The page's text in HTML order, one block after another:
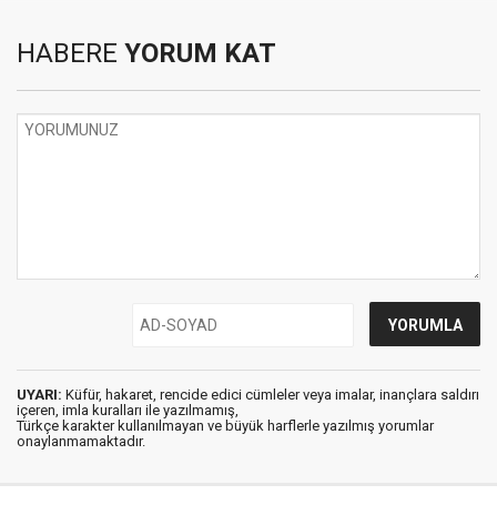
HABERE YORUM KAT
UYARI: Küfür, hakaret, rencide edici cümleler veya imalar, inançlara saldırı
içeren, imla kuralları ile yazılmamış,
Türkçe karakter kullanılmayan ve büyük harflerle yazılmış yorumlar
onaylanmamaktadır.